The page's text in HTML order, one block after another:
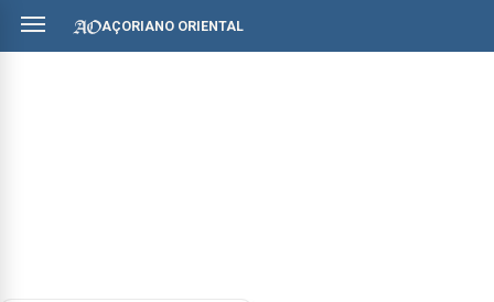
AÇORIANO ORIENTAL